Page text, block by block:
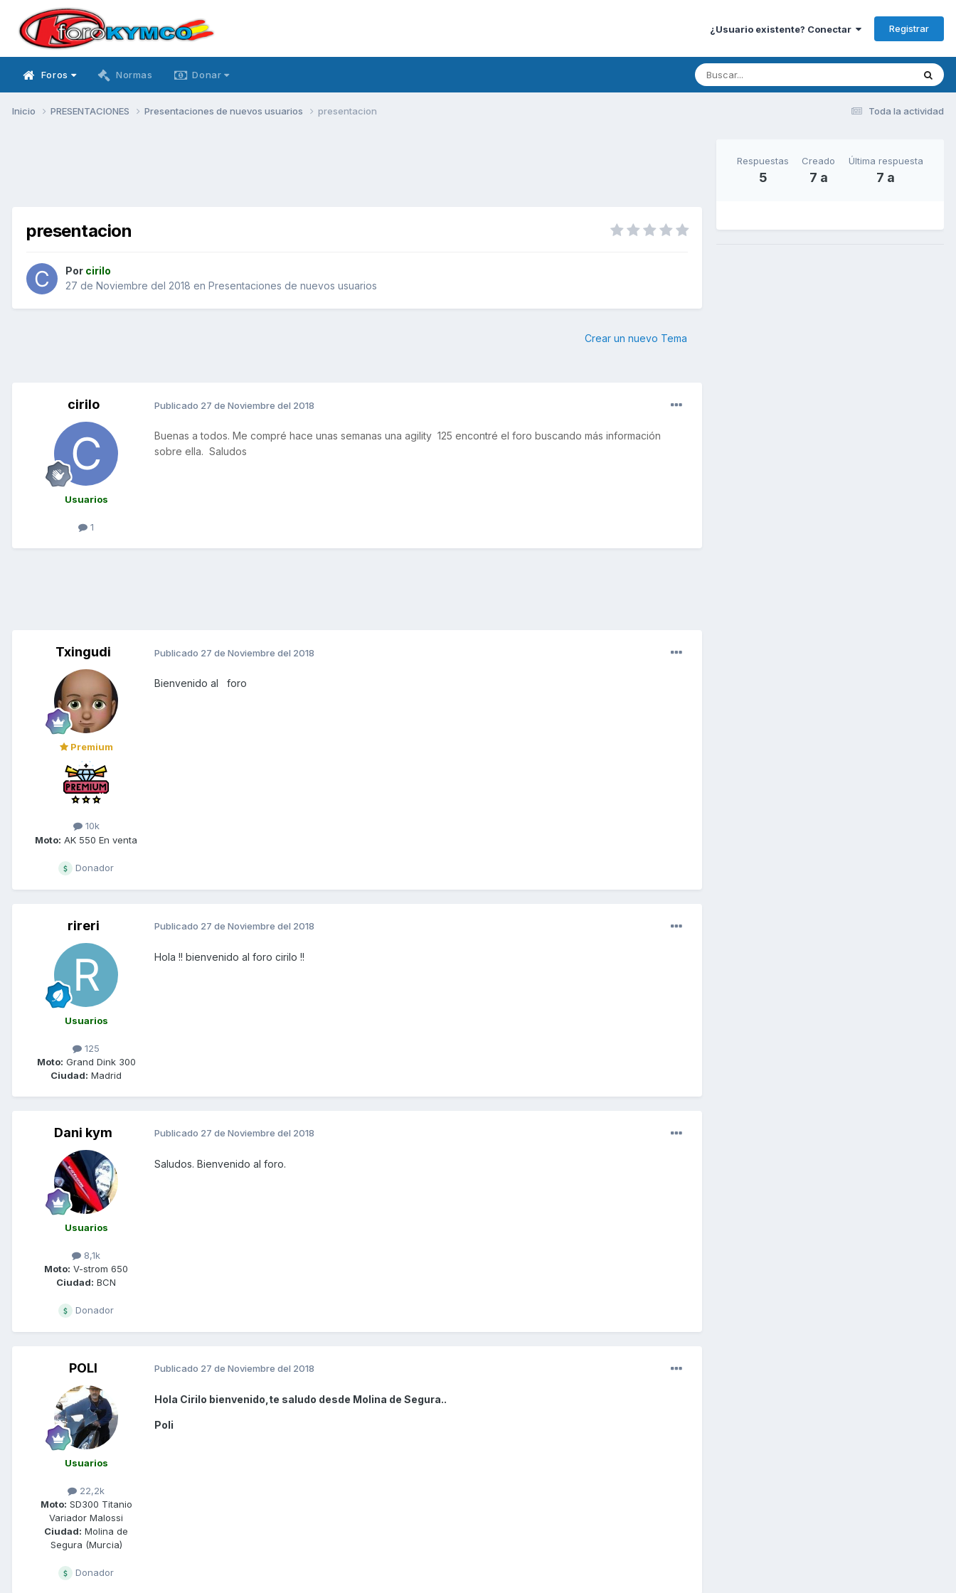
¿Usuario existente? Conectar Registrar
Foros Normas Donar
Toda la actividad
Inicio PRESENTACIONES Presentaciones de nuevos usuarios presentacion
presentacion
Por cirilo
27 de Noviembre del 2018 en Presentaciones de nuevos usuarios
Crear un nuevo Tema
cirilo
Usuarios
1
Publicado 27 de Noviembre del 2018
Buenas a todos. Me compré hace unas semanas una agility 125 encontré el foro buscando más información
sobre ella. Saludos
Txingudi
Premium
10k
Moto: AK 550 En venta
Donador
Publicado 27 de Noviembre del 2018
Bienvenido al foro
rireri
Usuarios
125
Moto: Grand Dink 300
Ciudad: Madrid
Publicado 27 de Noviembre del 2018
Hola !! bienvenido al foro cirilo !!
Dani kym
Usuarios
8,1k
Moto: V-strom 650
Ciudad: BCN
Donador
Publicado 27 de Noviembre del 2018
Saludos. Bienvenido al foro.
POLI
Usuarios
22,2k
Moto: SD300 Titanio
Variador Malossi
Ciudad: Molina de
Segura (Murcia)
Donador
Publicado 27 de Noviembre del 2018
Hola Cirilo bienvenido,te saludo desde Molina de Segura..
Poli
Respuestas
5
Creado
7 a
Última respuesta
7 a